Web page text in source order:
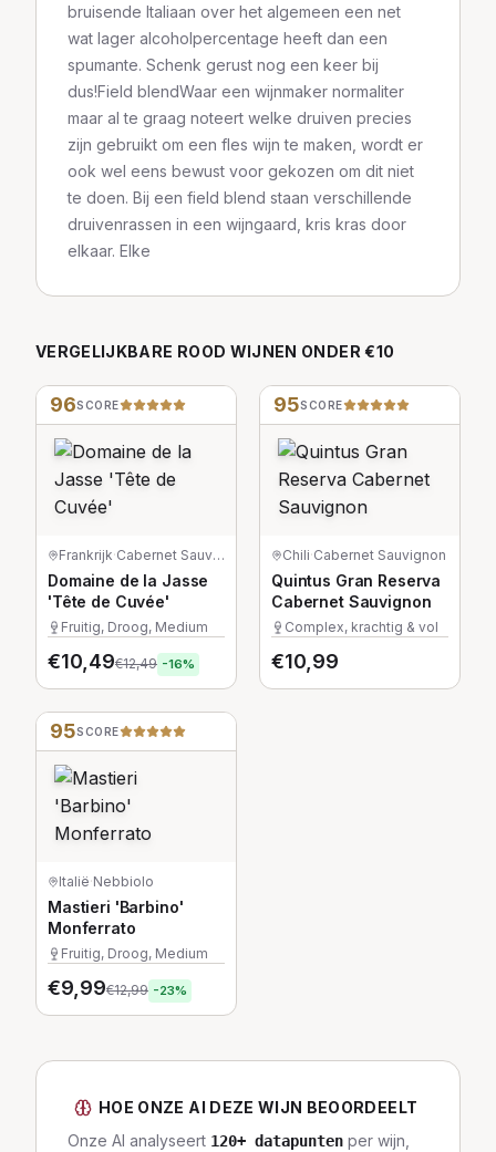
bruisende Italiaan over het algemeen een net
wat lager alcoholpercentage heeft dan een
spumante. Schenk gerust nog een keer bij
dus!Field blendWaar een wijnmaker normaliter
maar al te graag noteert welke druiven precies
zijn gebruikt om een fles wijn te maken, wordt er
ook wel eens bewust voor gekozen om dit niet
te doen. Bij een field blend staan verschillende
druivenrassen in een wijngaard, kris kras door
elkaar. Elke
VERGELIJKBARE ROOD WIJNEN ONDER €10
96SCORE
Frankrijk· Cabernet Sauvignon
Domaine de la Jasse
'Tête de Cuvée'
Fruitig, Droog, Medium
€10,49€12,49 -16%
95SCORE
Chili·Cabernet Sauvignon
Quintus Gran Reserva
Cabernet Sauvignon
Complex, krachtig & vol
€10,99
95SCORE
Italië·Nebbiolo
Mastieri 'Barbino'
Monferrato
Fruitig, Droog, Medium
€9,99€12,99 -23%
HOE ONZE AI DEZE WIJN BEOORDEELT
Onze AI analyseert 120+ datapunten per wijn,